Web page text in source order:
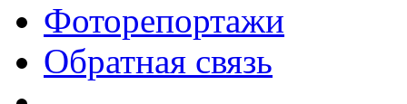
Фоторепортажи
Обратная связь